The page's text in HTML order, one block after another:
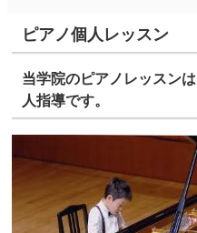
ピアノ個人レッスン
当学院のピアノレッスン
人指導です。